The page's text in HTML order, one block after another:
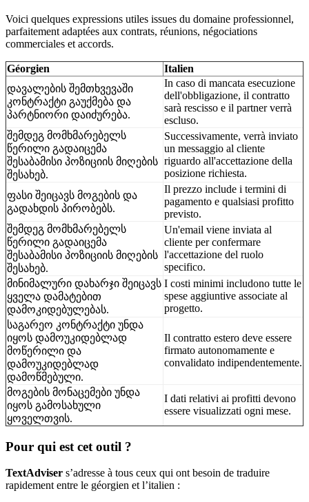
Voici quelques expressions utiles issues du domaine professionnel,
parfaitement adaptées aux contrats, réunions, négociations
commerciales et accords.
Géorgien
Italien
დავალების შემთხვევაში
კონტრაქტი გაუქმება და
პარტნიორი დაიძურება.
In caso di mancata esecuzione
dell'obbligazione, il contratto
sarà rescisso e il partner verrà
escluso.
შემდეგ მომხმარებელს
წერილი გადაიცემა
შესაბამისი პოზიციის მიღების
შესახებ.
Successivamente, verrà inviato
un messaggio al cliente
riguardo all'accettazione della
posizione richiesta.
ფასი შეიცავს მოგების და
გადახდის პირობებს.
Il prezzo include i termini di
pagamento e qualsiasi profitto
previsto.
შემდეგ მომხმარებელს
წერილი გადაიცემა
შესაბამისი პოზიციის მიღების
შესახებ.
Un'email viene inviata al
cliente per confermare
l'accettazione del ruolo
specifico.
მინიმალური დახარჯი შეიცავს
ყველა დამატებით
დამოკიდებულებას.
I costi minimi includono tutte le
spese aggiuntive associate al
progetto.
საგარეო კონტრაქტი უნდა
იყოს დამოუკიდებლად
მოწერილი და
დამოუკიდებლად
დამოწმებული.
Il contratto estero deve essere
firmato autonomamente e
convalidato indipendentemente.
მოგების მონაცემები უნდა
იყოს გამოსახული
ყოველთვის.
I dati relativi ai profitti devono
essere visualizzati ogni mese.
Pour qui est cet outil ?
TextAdviser s’adresse à tous ceux qui ont besoin de traduire
rapidement entre le géorgien et l’italien :